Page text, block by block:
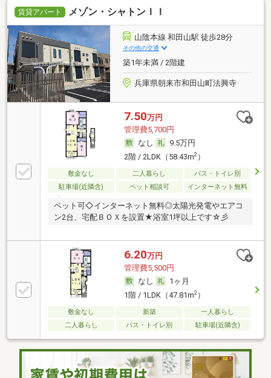
賃貸アパート メゾン・シャトンＩＩ
山陰本線 和田山駅 徒歩28分
その他の交通
築1年未満 / 2階建
兵庫県朝来市和田山町法興寺
7.50万円
管理費5,700円
なし
9.5万円
2階 / 2LDK（58.43m2）
敷金なし 二人暮らし
バス・トイレ別
駐車場(近隣含)
ペット相談可 インターネット無料
ペット可◇インターネット無料◎太陽光発電やエアコ
ン2台、宅配ＢＯＸを設置★浴室1坪以上です☆彡
6.20万円
管理費5,500円
なし
1ヶ月
1階 / 1LDK（47.81m2）
敷金なし 新築
一人暮らし
二人暮らし
バス・トイレ別 駐車場(近隣含)